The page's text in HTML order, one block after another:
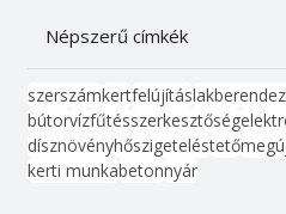
Népszerű címkék
szerszámkertfelújítás
bútorvízfűtésszerkesztőség
dísznövényhőszigeteléstető
kerti munkabetonnyár